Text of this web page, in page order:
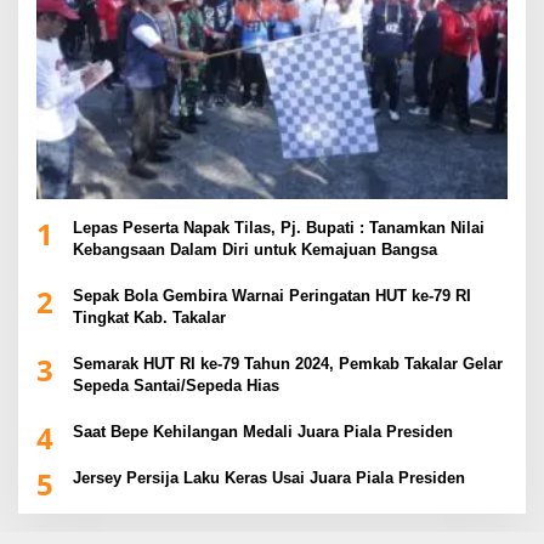
1
Lepas Peserta Napak Tilas, Pj. Bupati : Tanamkan Nilai
Kebangsaan Dalam Diri untuk Kemajuan Bangsa
2
Sepak Bola Gembira Warnai Peringatan HUT ke-79 RI
Tingkat Kab. Takalar
3
Semarak HUT RI ke-79 Tahun 2024, Pemkab Takalar Gelar
Sepeda Santai/Sepeda Hias
4 Saat Bepe Kehilangan Medali Juara Piala Presiden
5 Jersey Persija Laku Keras Usai Juara Piala Presiden